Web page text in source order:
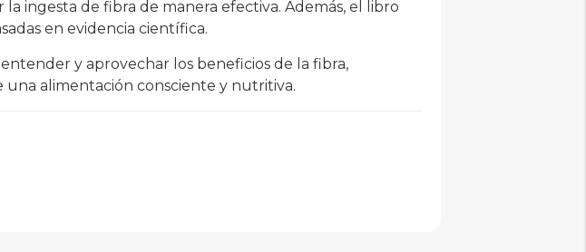
la ingesta de fibra de manera efectiva. Además, el libro
en evidencia científica.
y aprovechar los beneficios de la fibra,
una alimentación consciente y nutritiva.